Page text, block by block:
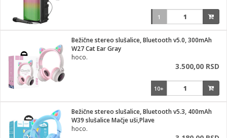
table
i oprema
1
Bežične stereo slušalice, Bluetooth v5.0, 300mAh
W27 Cat Ear Gray
hoco.
3.500,00 RSD
10+
Bežične stereo slušalice, Bluetooth v5.3, 400mAh
W39 slušalice Mačje uši,Plave
hoco.